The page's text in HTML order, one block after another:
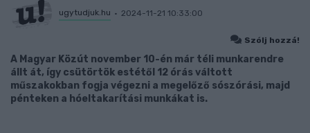
ugytudjuk.hu 2024-11-21 10:33:00
Szólj hozzá!
A Magyar Közút november 10-én már téli munkarendre
állt át, így csütörtök estétől 12 órás váltott
műszakokban fogja végezni a megelőző sószórási, majd
pénteken a hóeltakarítási munkákat is.